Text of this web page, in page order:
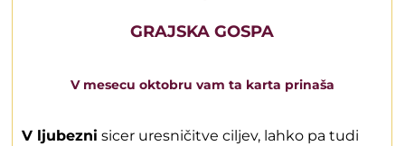
GRAJSKA GOSPA
V mesecu oktobru vam ta karta prinaša
V ljubezni sicer uresničitve ciljev, lahko pa tudi